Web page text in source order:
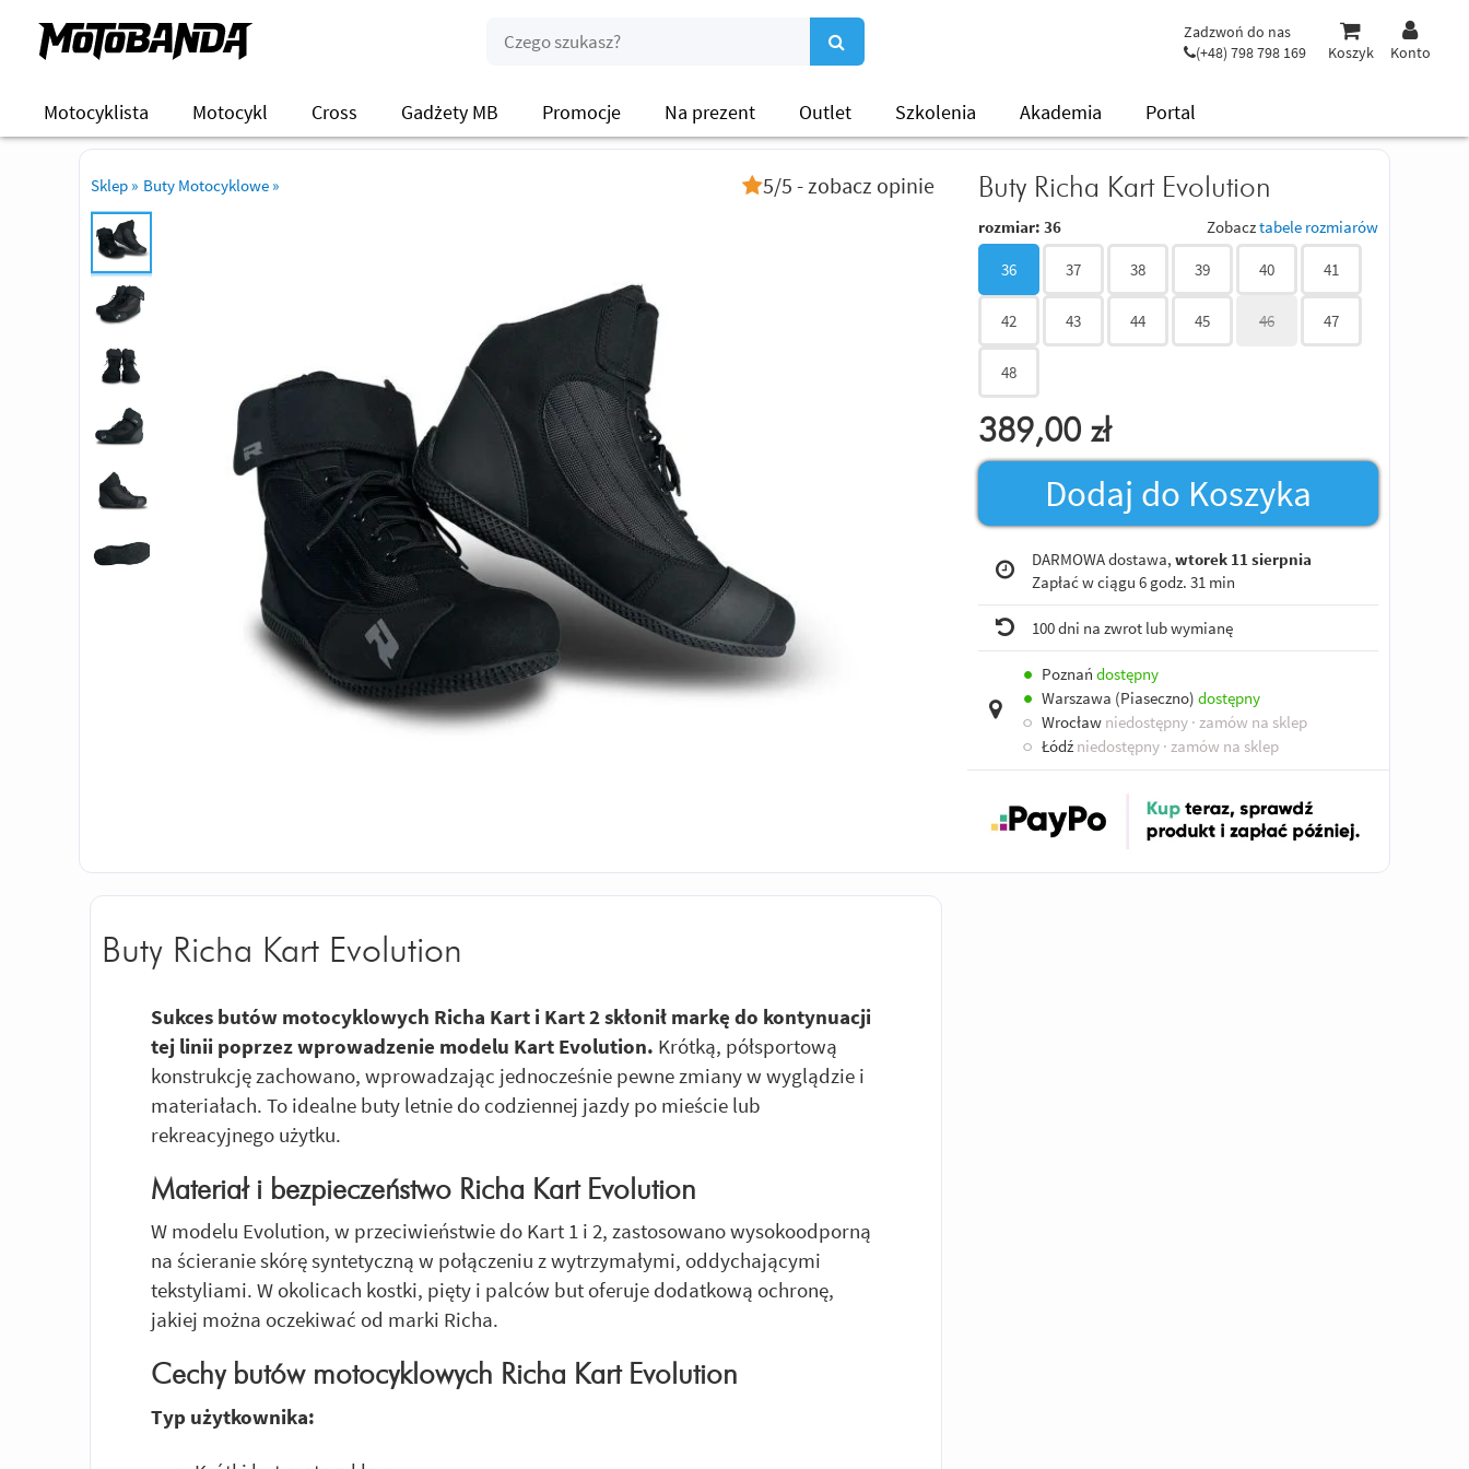
Zadzwoń do nas
(+48) 798 798 169
Koszyk Konto
Motocyklista Motocykl Cross Gadżety MB Promocje Na prezent Outlet Szkolenia Akademia Portal
Sklep » Buty Motocyklowe » 5/5 - zobacz opinie Buty Richa Kart Evolution
rozmiar: 36 Zobacztabele rozmiarów
36 37 38 39 40 41
42 43 44 45 46 47
48
389,00 zł
Dodaj do Koszyka
DARMOWA dostawa, wtorek 11 sierpnia
Zapłać w ciągu 6 godz. 31 min
100 dni na zwrot lub wymianę
● Poznań dostępny
● Warszawa (Piaseczno) dostępny
○ Wrocław niedostępny · zamów na sklep
○ Łódź niedostępny · zamów na sklep
Buty Richa Kart Evolution
Sukces butów motocyklowych Richa Kart i Kart 2 skłonił markę do kontynuacji
tej linii poprzez wprowadzenie modelu Kart Evolution. Krótką, półsportową
konstrukcję zachowano, wprowadzając jednocześnie pewne zmiany w wyglądzie i
materiałach. To idealne buty letnie do codziennej jazdy po mieście lub
rekreacyjnego użytku.
Materiał i bezpieczeństwo Richa Kart Evolution
W modelu Evolution, w przeciwieństwie do Kart 1 i 2, zastosowano wysokoodporną
na ścieranie skórę syntetyczną w połączeniu z wytrzymałymi, oddychającymi
tekstyliami. W okolicach kostki, pięty i palców but oferuje dodatkową ochronę,
jakiej można oczekiwać od marki Richa.
Cechy butów motocyklowych Richa Kart Evolution
Typ użytkownika: